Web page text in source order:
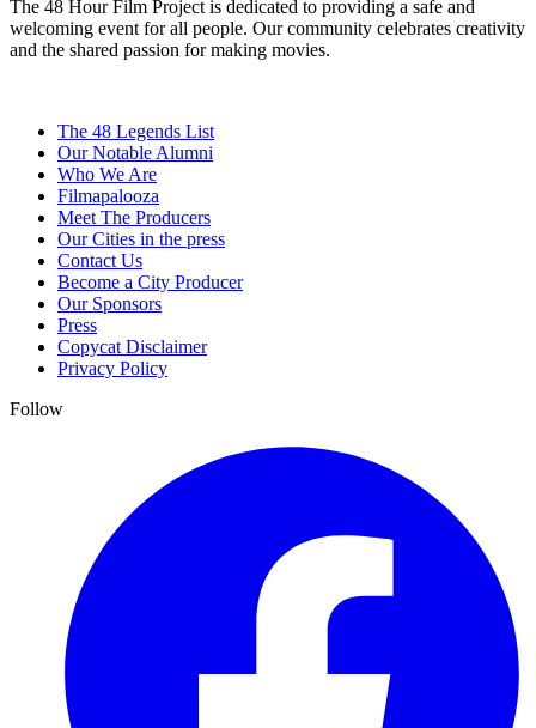
The 48 Hour Film Project is dedicated to providing a safe and
welcoming event for all people. Our community celebrates creativity
and the shared passion for making movies.
The 48 Legends List
Our Notable Alumni
Who We Are
Filmapalooza
Meet The Producers
Our Cities in the press
Contact Us
Become a City Producer
Our Sponsors
Press
Copycat Disclaimer
Privacy Policy
Follow